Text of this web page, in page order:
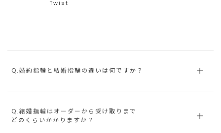
Twist
Q.婚約指輪と結婚指輪の違いは何ですか？
Q.結婚指輪はオーダーから受け取りまで
どのくらいかかりますか？